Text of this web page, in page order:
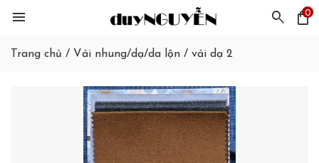
menu search shopping_bag
0
Trang chủ / Vải nhung/dạ/da lộn / vải dạ 2